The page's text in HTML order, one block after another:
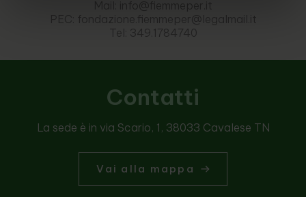
PEC: fondazione.fiemmeper@legalmail.it
Tel: 349.1784740
Contatti
La sede è in via Scario, 1, 38033 Cavalese TN
Vai alla mappa